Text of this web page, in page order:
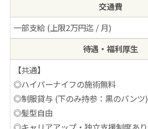
交通費
一部支給 (上限2万円迄 / 月)
待遇・福利厚生
【共通】
◎ハイパーナイフの施術無料
◎制服貸与 (下のみ持参：黒のパンツ)
◎髪型自由